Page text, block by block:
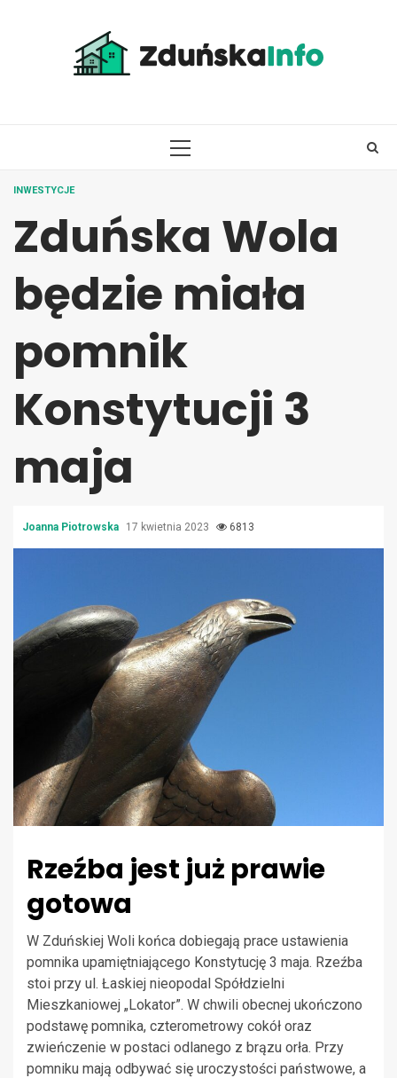
PRIMARY
INWESTYCJE
Zduńska Wola
będzie miała
pomnik
Konstytucji 3
maja
Joanna Piotrowska 17 kwietnia 2023 6813
Rzeźba jest już prawie
gotowa
W Zduńskiej Woli końca dobiegają prace ustawienia
pomnika upamiętniającego Konstytucję 3 maja. Rzeźba
stoi przy ul. Łaskiej nieopodal Spółdzielni
Mieszkaniowej „Lokator”. W chwili obecnej ukończono
podstawę pomnika, czterometrowy cokół oraz
zwieńczenie w postaci odlanego z brązu orła. Przy
pomniku mają odbywać się uroczystości państwowe, a